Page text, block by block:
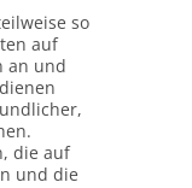
so
auf
an und
die auf
und die